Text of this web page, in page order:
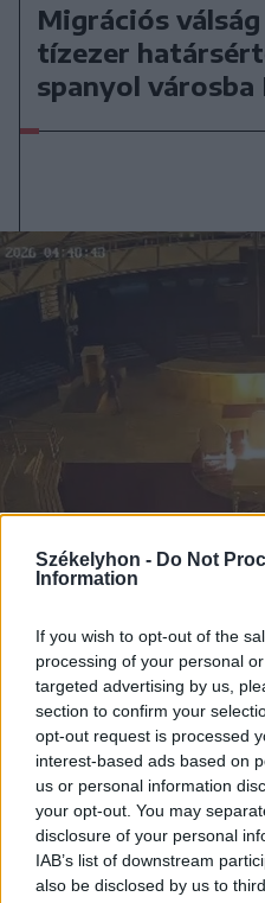
Székelyhon - Do Not
Information
If you wish to opt-out of the
processing of your personal
targeted advertising by us,
section to confirm your
opt-out request is processed
interest-based ads based on
us or personal information
your opt-out. You may
disclosure of your personal
IAB’s list of downstream
also be disclosed by us to
Migrációs
tízezer
spanyol
2026. július 28., kedd
Szentségtörő
vandalizmus a
szobornál –
gyújtogatást